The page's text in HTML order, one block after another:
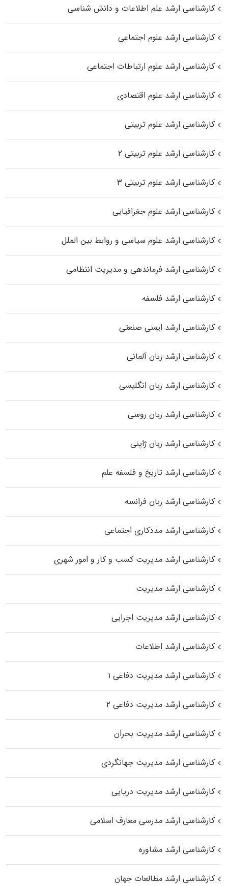
کارشناسی ارشد علم اطلاعات و دانش شناسی
کارشناسی ارشد علوم اجتماعی
کارشناسی ارشد علوم ارتباطات اجتماعی
کارشناسی ارشد علوم اقتصادی
کارشناسی ارشد علوم تربیتی
کارشناسی ارشد علوم تربیتی ۲
کارشناسی ارشد علوم تربیتی ۳
کارشناسی ارشد علوم جغرافیایی
کارشناسی ارشد علوم سیاسی و روابط بین الملل
کارشناسی ارشد فرماندهی و مدیریت انتظامی
کارشناسی ارشد فلسفه
کارشناسی ارشد ایمنی صنعتی
کارشناسی ارشد زبان آلمانی
کارشناسی ارشد زبان انگلیسی
کارشناسی ارشد زبان روسی
کارشناسی ارشد زبان ژاپنی
کارشناسی ارشد تاریخ و فلسفه علم
کارشناسی ارشد زبان فرانسه
کارشناسی ارشد مددکاری اجتماعی
کارشناسی ارشد مدیریت کسب و کار و امور شهری
کارشناسی ارشد مدیریت
کارشناسی ارشد مدیریت اجرایی
کارشناسی ارشد اطلاعات
کارشناسی ارشد مدیریت دفاعی ۱
کارشناسی ارشد مدیریت دفاعی ۲
کارشناسی ارشد مدیریت بحران
کارشناسی ارشد مدیریت جهانگردی
کارشناسی ارشد مدیریت دریایی
کارشناسی ارشد مدرسی معارف اسلامی
کارشناسی ارشد مشاوره
کارشناسی ارشد مطالعات جهان